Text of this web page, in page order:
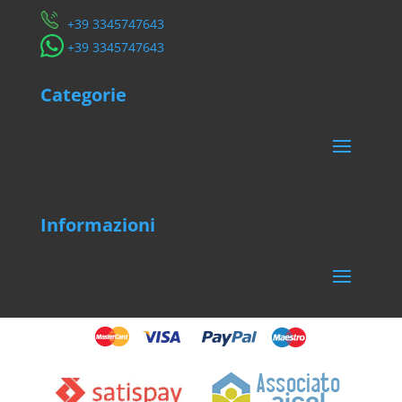
​+39 3345747643
​+39 3345747643
Categorie
Informazioni